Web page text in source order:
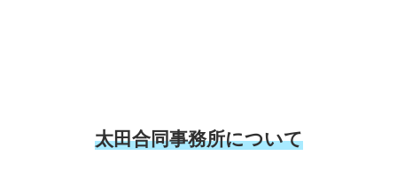
太田合同事務所について